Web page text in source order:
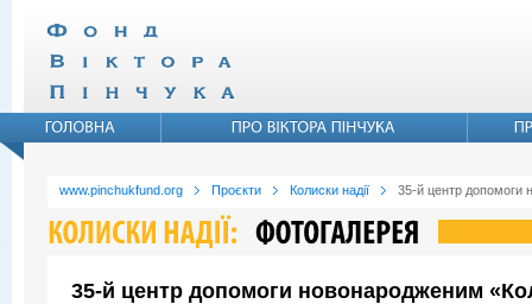
www.pinchukfund.org Проєкти Колиски надії 35-й центр допомоги
35-й центр допомоги новонародженим